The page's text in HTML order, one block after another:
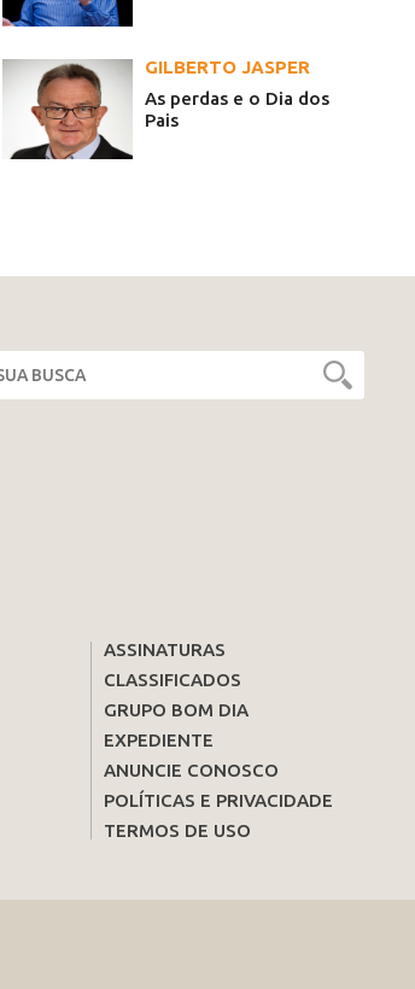
GILBERTO JASPER
As perdas e o Dia dos
Pais
ASSINATURAS
CLASSIFICADOS
GRUPO BOM DIA
EXPEDIENTE
ANUNCIE CONOSCO
POLÍTICAS E PRIVACIDADE
TERMOS DE USO